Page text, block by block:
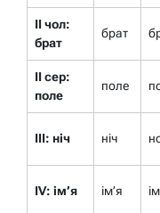
II чол:
брат
брат
II сер:
поле
поле
III: ніч ніч
IV: ім’я ім’я